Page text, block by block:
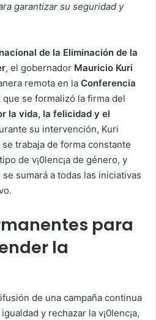
garantizar su seguridad y
de la Eliminación de la
, el gobernador Mauricio Kuri
remota en la Conferencia
se formalizó la firma del
la vida, la felicidad y el
su intervención, Kuri
trabaja de forma constante
de v¡0lenc¡a de género, y
sumará a todas las iniciativas
para
la
de una campaña continua
y rechazar la v¡0lenc¡a,